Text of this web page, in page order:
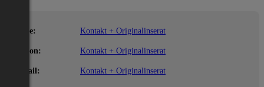
Name: Kontakt + Originalinserat
Telefon: Kontakt + Originalinserat
E-Mail: Kontakt + Originalinserat